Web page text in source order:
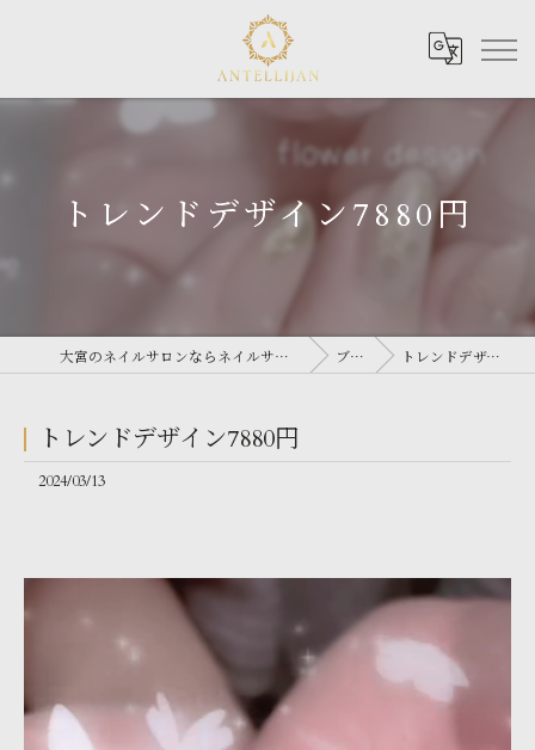
トレンドデザイン7880円
大宮のネイルサロンならネイルサロン Antellijan 大宮 ブログ トレンドデザイン7880円
トレンドデザイン7880円
2024/03/13